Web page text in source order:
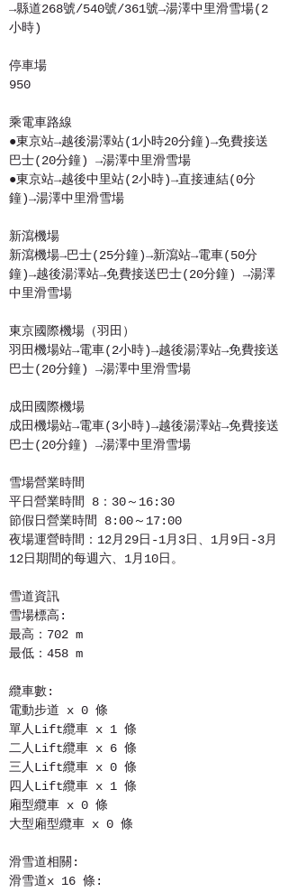
→縣道268號/540號/361號→湯澤中里滑雪場(2
小時)
停車場
950
乘電車路線
●東京站→越後湯澤站(1小時20分鐘)→免費接送
巴士(20分鐘) →湯澤中里滑雪場
●東京站→越後中里站(2小時)→直接連結(0分
鐘)→湯澤中里滑雪場
新瀉機場
新瀉機場→巴士(25分鐘)→新瀉站→電車(50分
鐘)→越後湯澤站→免費接送巴士(20分鐘) →湯澤
中里滑雪場
東京國際機場（羽田）
羽田機場站→電車(2小時)→越後湯澤站→免費接送
巴士(20分鐘) →湯澤中里滑雪場
成田國際機場
成田機場站→電車(3小時)→越後湯澤站→免費接送
巴士(20分鐘) →湯澤中里滑雪場
雪場營業時間
平日營業時間 8：30～16:30
節假日營業時間 8:00～17:00
夜場運營時間：12月29日-1月3日、1月9日-3月
12日期間的每週六、1月10日。
雪道資訊
雪場標高:
最高：702 m
最低：458 m
纜車數:
電動步道 x 0 條
單人Lift纜車 x 1 條
二人Lift纜車 x 6 條
三人Lift纜車 x 0 條
四人Lift纜車 x 1 條
廂型纜車 x 0 條
大型廂型纜車 x 0 條
滑雪道相關:
滑雪道x 16 條: